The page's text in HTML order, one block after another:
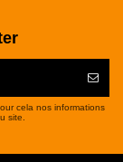
cela nos informations
site.